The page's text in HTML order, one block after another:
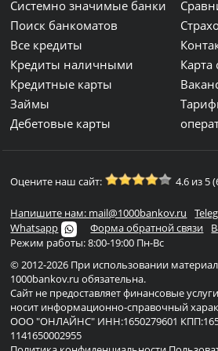
Системно значимые банки
Поиск банкоматов
Все кредиты
Кредиты наличными
Кредитные карты
Займы
Дебетовые карты
Карта
Оцените наш сайт: 4.6 из 5
Напишите нам: mail@1000bankov.ru
Whatsapp
Форма обратной связи
Режим работы: 8:00-19:00 Пн-Вс
© 2012-2026 При использовании
1000bankov.ru обязательна.
Сайт не предоставляет финансовые
носит информационно-справочный
ООО "ОНЛАЙНС" ИНН:1650279601
1141650002955